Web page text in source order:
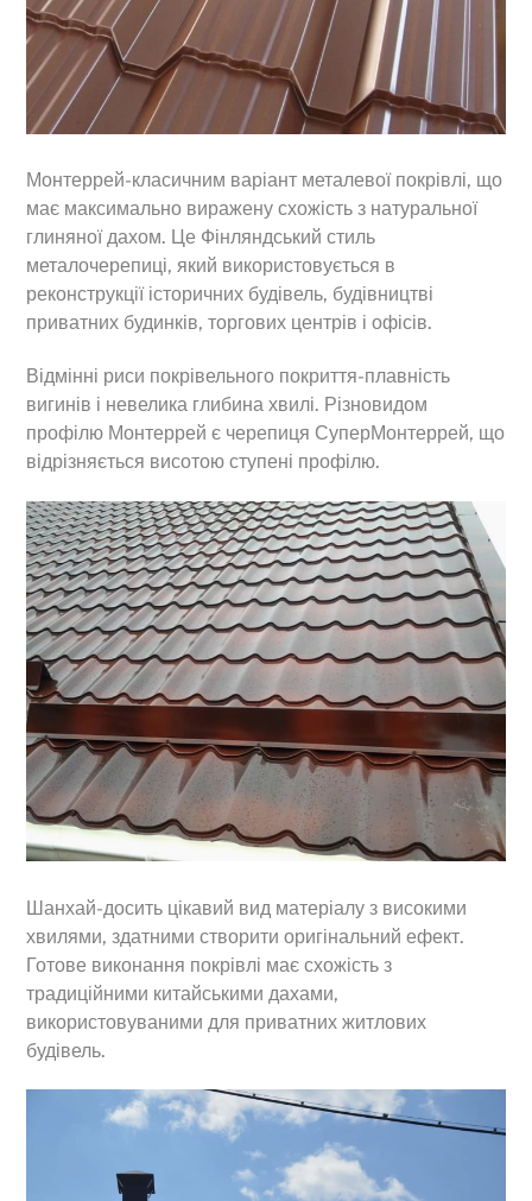
Монтеррей-класичним варіант металевої покрівлі, що
має максимально виражену схожість з натуральної
глиняної дахом. Це Фінляндський стиль
металочерепиці, який використовується в
реконструкції історичних будівель, будівництві
приватних будинків, торгових центрів і офісів.
Відмінні риси покрівельного покриття-плавність
вигинів і невелика глибина хвилі. Різновидом
профілю Монтеррей є черепиця СуперМонтеррей, що
відрізняється висотою ступені профілю.
Шанхай-досить цікавий вид матеріалу з високими
хвилями, здатними створити оригінальний ефект.
Готове виконання покрівлі має схожість з
традиційними китайськими дахами,
використовуваними для приватних житлових
будівель.